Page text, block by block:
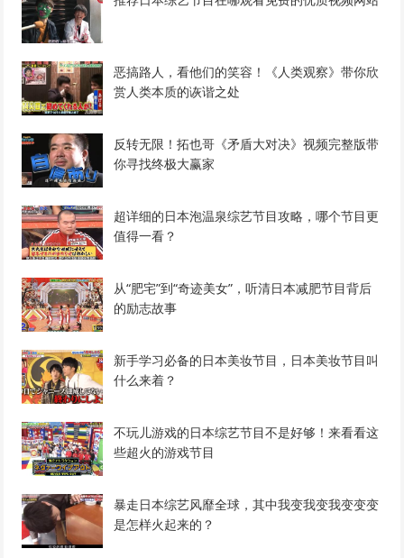
恶搞路人，看他们的笑容！《人类观察》带你欣
赏人类本质的诙谐之处
反转无限！拓也哥《矛盾大对决》视频完整版带
你寻找终极大赢家
超详细的日本泡温泉综艺节目攻略，哪个节目更
值得一看？
从“肥宅”到“奇迹美女”，听清日本减肥节目背后
的励志故事
新手学习必备的日本美妆节目，日本美妆节目叫
什么来着？
不玩儿游戏的日本综艺节目不是好够！来看看这
些超火的游戏节目
暴走日本综艺风靡全球，其中我变我变我变变变
是怎样火起来的？